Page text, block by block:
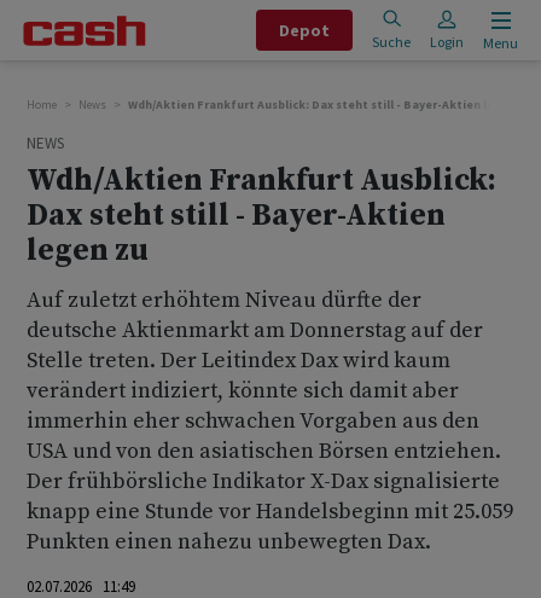
Depot
Suche Login Menu
Home News Wdh/Aktien Frankfurt Ausblick: Dax steht still - Bayer-Aktien legen zu
NEWS
Wdh/Aktien Frankfurt Ausblick:
Dax steht still - Bayer-Aktien
legen zu
Auf zuletzt erhöhtem Niveau dürfte der
deutsche Aktienmarkt am Donnerstag auf der
Stelle treten. Der Leitindex Dax wird kaum
verändert indiziert, könnte sich damit aber
immerhin eher schwachen Vorgaben aus den
USA und von den asiatischen Börsen entziehen.
Der frühbörsliche Indikator X-Dax signalisierte
knapp eine Stunde vor Handelsbeginn mit 25.059
Punkten einen nahezu unbewegten Dax.
02.07.2026 11:49